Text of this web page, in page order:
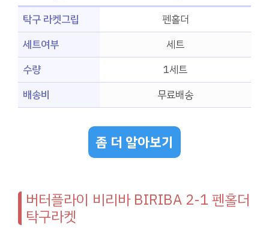
탁구 라켓그립
펜홀더
세트여부
세트
수량
1세트
배송비
무료배송
좀 더 알아보기
버터플라이 비리바 BIRIBA 2-1 펜홀더
탁구라켓